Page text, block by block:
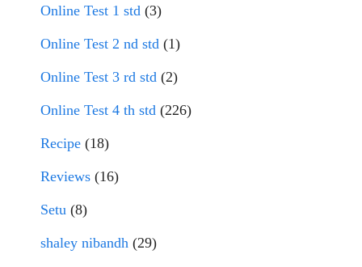
Online Test 1 std (3)
Online Test 2 nd std (1)
Online Test 3 rd std (2)
Online Test 4 th std (226)
Recipe (18)
Reviews (16)
Setu (8)
shaley nibandh (29)